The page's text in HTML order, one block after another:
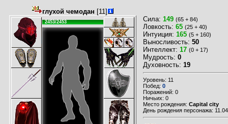
глухой чемодан [11]
2453/2453 Сила: 149 (65 + 84)
Ловкость: 65 (25 + 40)
Интуиция: 165 (5 + 160)
Выносливость: 50
Интеллект: 17 (0 + 17)
Мудрость: 0
Духовность: 19
Уровень: 11
Побед: 0
Поражений: 0
Ничьих: 0
Место рождения: Capital city
День рождения персонажа: